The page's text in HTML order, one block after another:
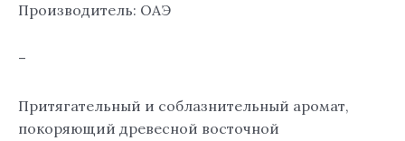
Производитель: ОАЭ
–
Притягательный и соблазнительный аромат,
покоряющий древесной восточной